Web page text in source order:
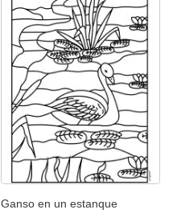
Ganso en un estanque